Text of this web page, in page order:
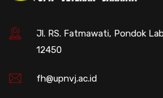
Jl. RS. Fatmawati, Pondok
12450
fh@upnvj.ac.id